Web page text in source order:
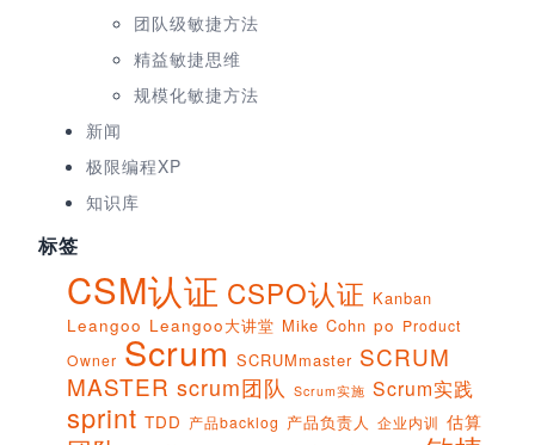
团队级敏捷方法
精益敏捷思维
规模化敏捷方法
新闻
极限编程XP
知识库
标签
CSM认证 CSPO认证 Kanban
Leangoo Leangoo大讲堂 Mike Cohn po Product
Owner Scrum SCRUMmaster SCRUM
MASTER scrum团队 Scrum实施 Scrum实践
sprint TDD 产品backlog 产品负责人 企业内训 估算